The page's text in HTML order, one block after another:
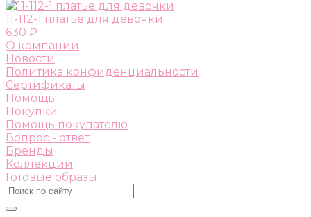
11-112-1 платье для девочки
630 ₽
О компании
Новости
Политика конфиденциальности
Сертификаты
Помощь
Покупки
Помощь покупателю
Вопрос - ответ
Бренды
Коллекции
Готовые образы